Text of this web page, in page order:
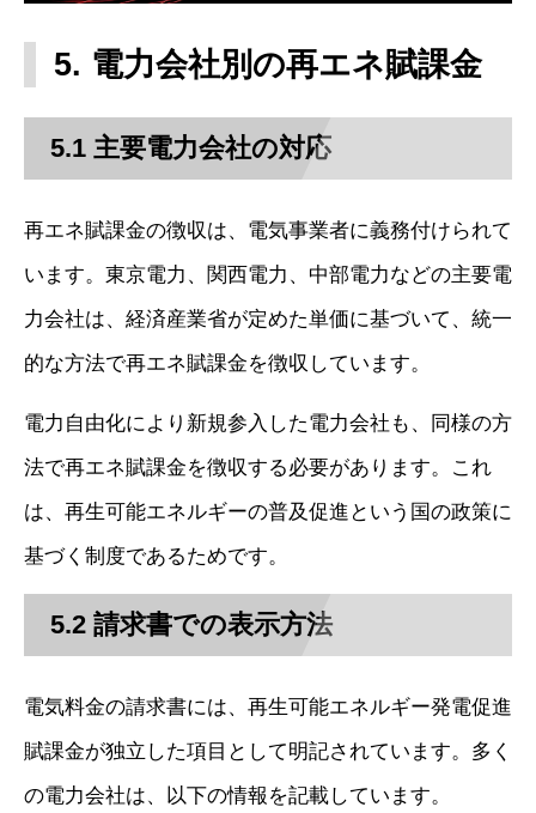
5. 電力会社別の再エネ賦課金
5.1 主要電力会社の対応
再エネ賦課金の徴収は、電気事業者に義務付けられて
います。東京電力、関西電力、中部電力などの主要電
力会社は、経済産業省が定めた単価に基づいて、統一
的な方法で再エネ賦課金を徴収しています。
電力自由化により新規参入した電力会社も、同様の方
法で再エネ賦課金を徴収する必要があります。これ
は、再生可能エネルギーの普及促進という国の政策に
基づく制度であるためです。
5.2 請求書での表示方法
電気料金の請求書には、再生可能エネルギー発電促進
賦課金が独立した項目として明記されています。多く
の電力会社は、以下の情報を記載しています。